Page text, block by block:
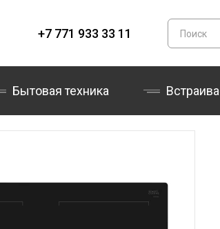
+7 771 933 33 11
Бытовая техника